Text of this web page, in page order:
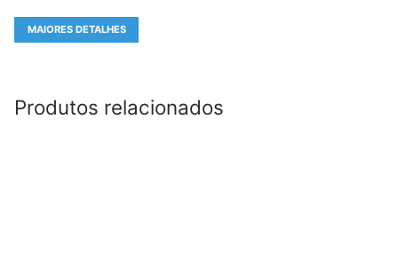
MAIORES DETALHES
Produtos relacionados